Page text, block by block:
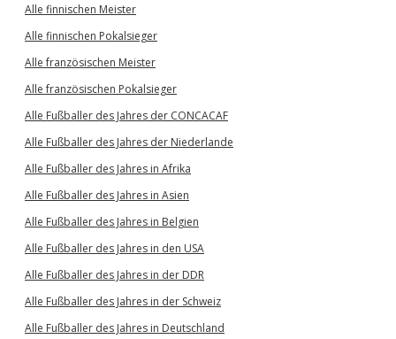
Alle finnischen Meister
Alle finnischen Pokalsieger
Alle französischen Meister
Alle französischen Pokalsieger
Alle Fußballer des Jahres der CONCACAF
Alle Fußballer des Jahres der Niederlande
Alle Fußballer des Jahres in Afrika
Alle Fußballer des Jahres in Asien
Alle Fußballer des Jahres in Belgien
Alle Fußballer des Jahres in den USA
Alle Fußballer des Jahres in der DDR
Alle Fußballer des Jahres in der Schweiz
Alle Fußballer des Jahres in Deutschland